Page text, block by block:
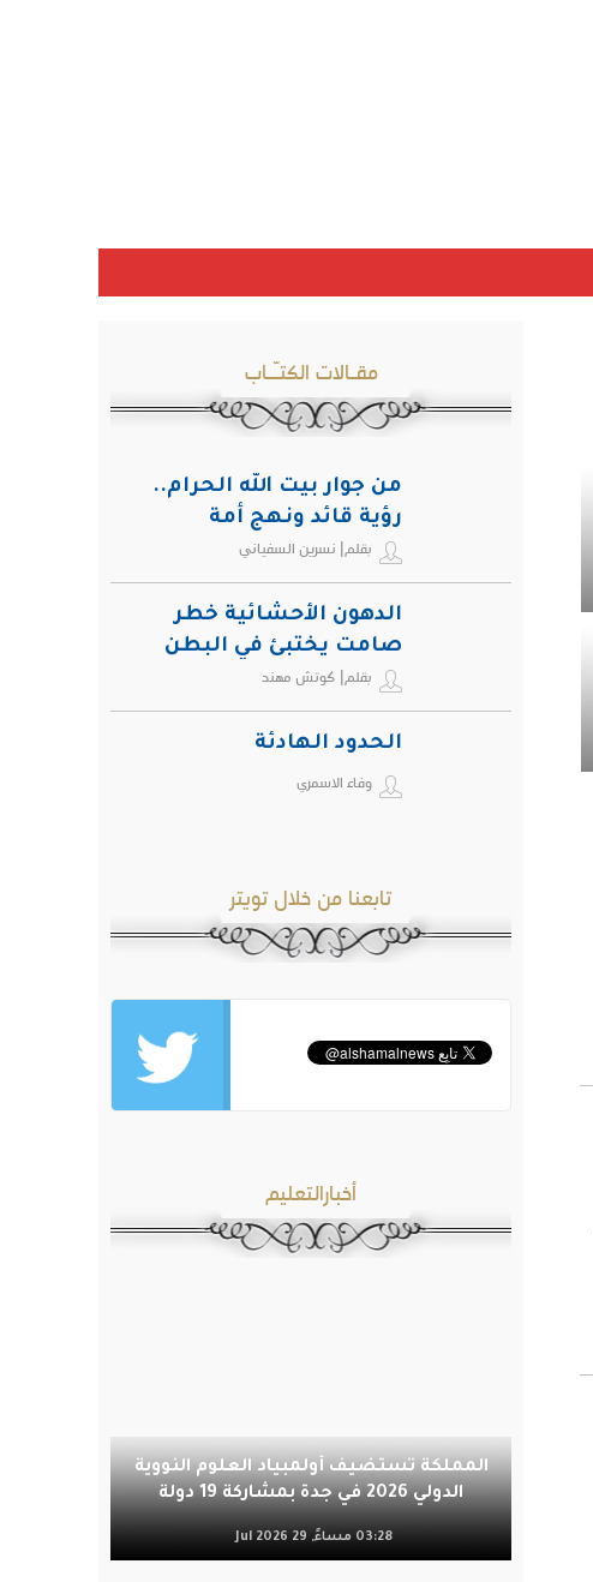
مقـالات الكتـّـاب
من جوار بيت الله الحرام..
رؤية قائد ونهج أمة
بقلم| نسرين السفياني
الدهون الأحشائية خطر
صامت يختبئ في البطن
ويهدد صحة الإنسان
بقلم| كوتش مهند
الحدود الهادئة
وفاء الاسمري
تابعنا من خلال تويتر
أخبارالتعليم
المملكة تستضيف أولمبياد العلوم النووية
الدولي 2026 في جدة بمشاركة 19 دولة
03:28 مساءً, 29 Jul 2026